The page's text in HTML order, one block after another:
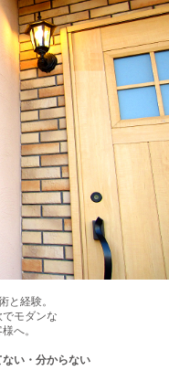
と経験。
モダンな
へ。
い・分からない